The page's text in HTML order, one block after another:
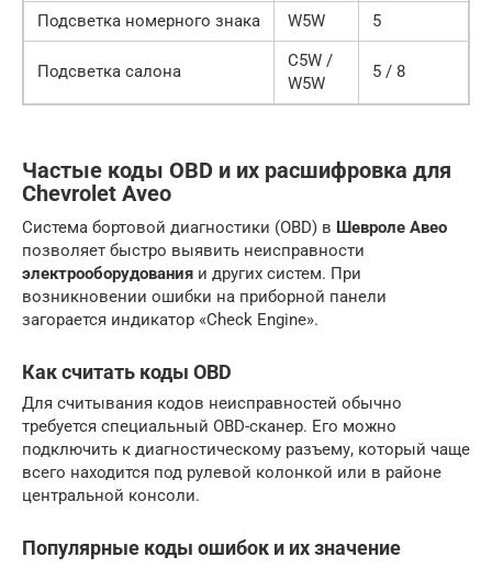
Подсветка номерного знака
W5W 5
Подсветка салона
C5W /
W5W
5 / 8
Частые коды OBD и их расшифровка для
Chevrolet Aveo
Система бортовой диагностики (OBD) в Шевроле Авео
позволяет быстро выявить неисправности
электрооборудования и других систем. При
возникновении ошибки на приборной панели
загорается индикатор «Check Engine».
Как считать коды OBD
Для считывания кодов неисправностей обычно
требуется специальный OBD-сканер. Его можно
подключить к диагностическому разъему, который чаще
всего находится под рулевой колонкой или в районе
центральной консоли.
Популярные коды ошибок и их значение